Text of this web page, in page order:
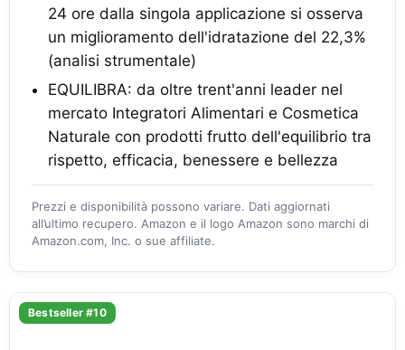
24 ore dalla singola applicazione si osserva
un miglioramento dell'idratazione del 22,3%
(analisi strumentale)
EQUILIBRA: da oltre trent'anni leader nel
mercato Integratori Alimentari e Cosmetica
Naturale con prodotti frutto dell'equilibrio tra
rispetto, efficacia, benessere e bellezza
Prezzi e disponibilità possono variare. Dati aggiornati
all’ultimo recupero. Amazon e il logo Amazon sono marchi di
Amazon.com, Inc. o sue affiliate.
Bestseller #10